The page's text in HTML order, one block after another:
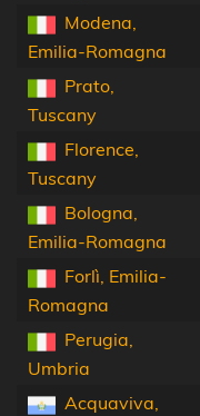
Modena,
Emilia-Romagna
Prato,
Tuscany
Florence,
Tuscany
Bologna,
Emilia-Romagna
Forlì, Emilia-
Romagna
Perugia,
Umbria
Acquaviva,